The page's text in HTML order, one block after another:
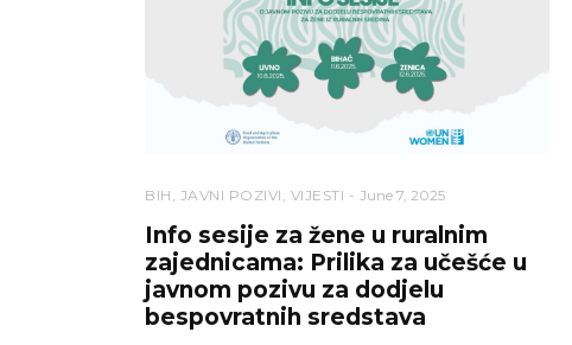
BIH JAVNI POZIVI VIJESTI June 7, 2025
Info sesije za žene u ruralnim
zajednicama: Prilika za učešće u
javnom pozivu za dodjelu
bespovratnih sredstava